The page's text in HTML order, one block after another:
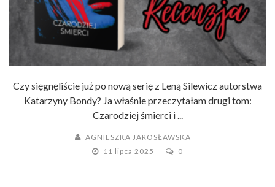
Czy sięgnęliście już po nową serię z Leną Silewicz autorstwa
Katarzyny Bondy? Ja właśnie przeczytałam drugi tom:
Czarodziej śmierci i ...
AGNIESZKA JAROSŁAWSKA
11 lipca 2025
0